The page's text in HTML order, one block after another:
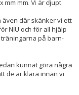
mm mm. Vi är djupt
även där skänker vi ett
NIU och för all hjälp
på barn-
kunnat göra några
de är klara innan vi